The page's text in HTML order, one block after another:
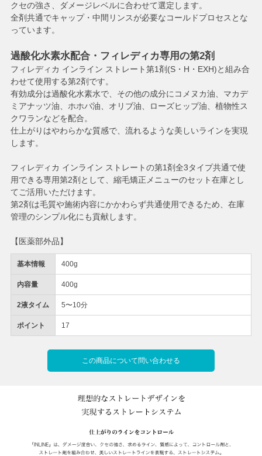
基本情報 400g
内容量 400g
2液タイム 5〜10分
ポイント 17
この商品について問い合わせる
クセの強さ、ダメージレベルに合わせて選定します。
全剤共通でキャップ・中間リンスが必要なコールドプロセスとな
っています。
過酸化水素水配合・フィレディカ専用の第2剤
フィレディカ インライン ストレート第1剤(S・H・EXH)と組み合
わせて使用する第2剤です。
有効成分は過酸化水素水で、その他の成分にコメヌカ油、マカデ
ミアナッツ油、ホホバ油、オリブ油、ローズヒップ油、植物性ス
クワランなどを配合。
仕上がりはやわらかな質感で、流れるような美しいラインを実現
します。
フィレディカ インライン ストレートの第1剤全3タイプ共通で使
用できる専用第2剤として、縮毛矯正メニューのセット在庫とし
てご活用いただけます。
第2剤は毛質や施術内容にかかわらず共通使用できるため、在庫
管理のシンプル化にも貢献します。
【医薬部外品】